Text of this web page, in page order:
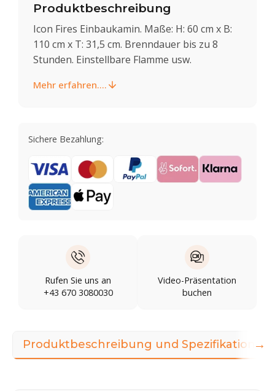
Produktbeschreibung
Icon Fires Einbaukamin. Maße: H: 60 cm x B:
110 cm x T: 31,5 cm. Brenndauer bis zu 8
Stunden. Einstellbare Flamme usw.
Mehr erfahren....
Sichere Bezahlung:
Rufen Sie uns an
+43 670 3080030
Video-Präsentation
buchen
Produktbeschreibung und Spezifikationen
→